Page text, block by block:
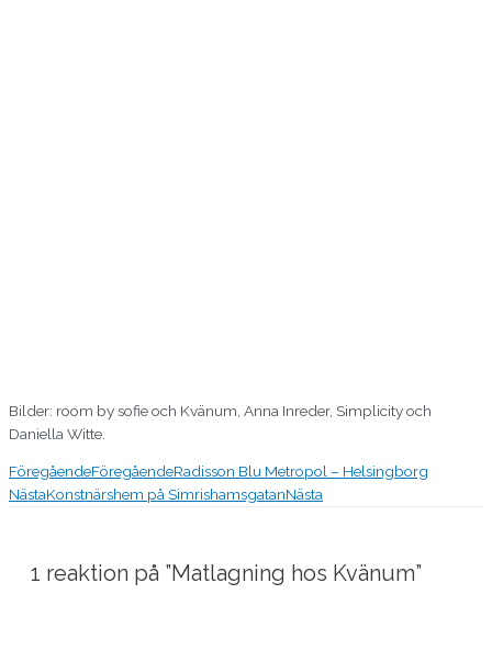
Bilder: room by sofie och Kvänum, Anna Inreder, Simplicity och
Daniella Witte.
FöregåendeFöregåendeRadisson Blu Metropol – Helsingborg
NästaKonstnärshem på SimrishamsgatanNästa
1 reaktion på ”Matlagning hos Kvänum”